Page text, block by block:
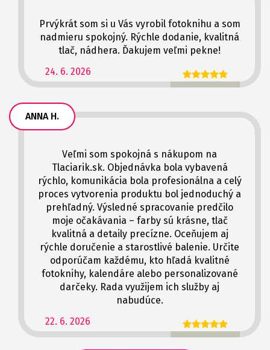
24. 6. 2026
Prvýkrát som si u Vás vyrobil fotoknihu a som
nadmieru spokojný. Rýchle dodanie, kvalitná
tlač, nádhera. Ďakujem veľmi pekne!
ANNA H.
22. 6. 2026
Veľmi som spokojná s nákupom na
Tlaciarik.sk. Objednávka bola vybavená
rýchlo, komunikácia bola profesionálna a celý
proces vytvorenia produktu bol jednoduchý a
prehľadný. Výsledné spracovanie predčilo
moje očakávania – farby sú krásne, tlač
kvalitná a detaily precízne. Oceňujem aj
rýchle doručenie a starostlivé balenie. Určite
odporúčam každému, kto hľadá kvalitné
fotoknihy, kalendáre alebo personalizované
darčeky. Rada využijem ich služby aj
nabudúce.